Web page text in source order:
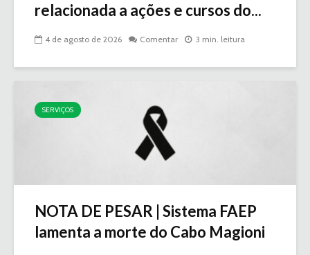
relacionada a ações e cursos do...
4 de agosto de 2026 Comentar 3 min. leitura
SERVIÇOS
NOTA DE PESAR | Sistema FAEP
lamenta a morte do Cabo Magioni